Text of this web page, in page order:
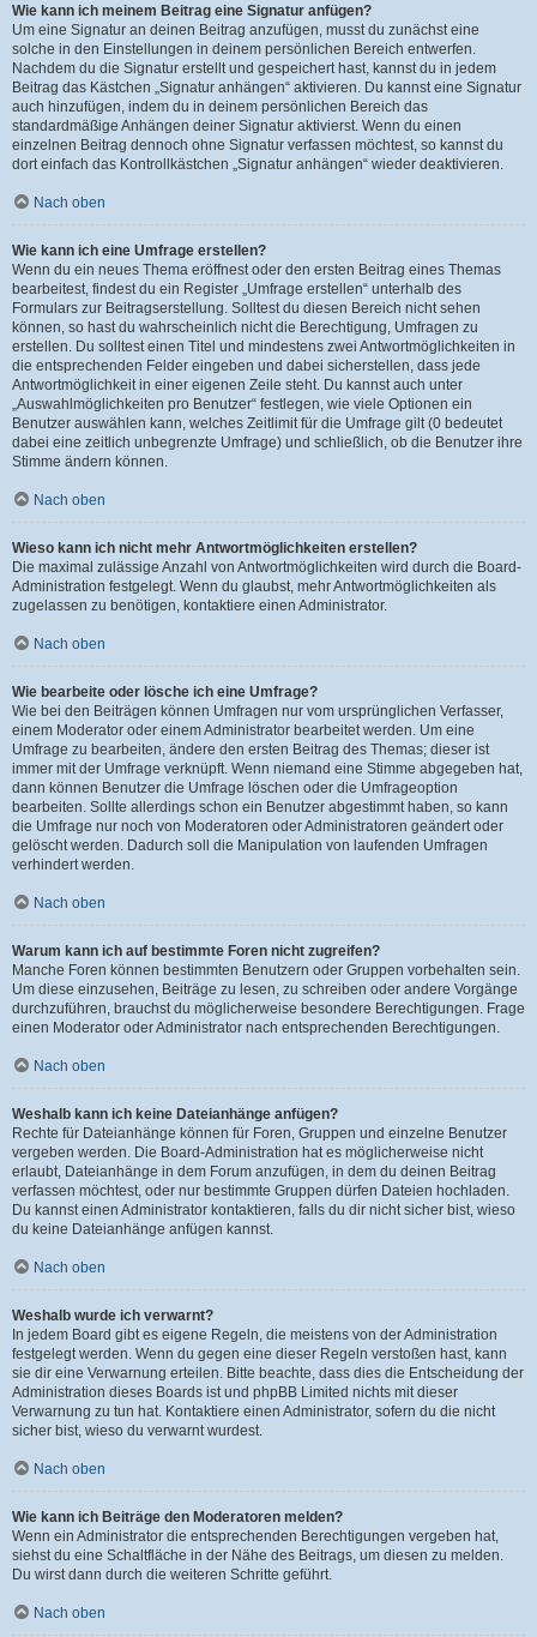
Wie kann ich meinem Beitrag eine Signatur anfügen?
Um eine Signatur an deinen Beitrag anzufügen, musst du zunächst eine
solche in den Einstellungen in deinem persönlichen Bereich entwerfen.
Nachdem du die Signatur erstellt und gespeichert hast, kannst du in jedem
Beitrag das Kästchen „Signatur anhängen“ aktivieren. Du kannst eine Signatur
auch hinzufügen, indem du in deinem persönlichen Bereich das
standardmäßige Anhängen deiner Signatur aktivierst. Wenn du einen
einzelnen Beitrag dennoch ohne Signatur verfassen möchtest, so kannst du
dort einfach das Kontrollkästchen „Signatur anhängen“ wieder deaktivieren.
Nach oben
Wie kann ich eine Umfrage erstellen?
Wenn du ein neues Thema eröffnest oder den ersten Beitrag eines Themas
bearbeitest, findest du ein Register „Umfrage erstellen“ unterhalb des
Formulars zur Beitragserstellung. Solltest du diesen Bereich nicht sehen
können, so hast du wahrscheinlich nicht die Berechtigung, Umfragen zu
erstellen. Du solltest einen Titel und mindestens zwei Antwortmöglichkeiten in
die entsprechenden Felder eingeben und dabei sicherstellen, dass jede
Antwortmöglichkeit in einer eigenen Zeile steht. Du kannst auch unter
„Auswahlmöglichkeiten pro Benutzer“ festlegen, wie viele Optionen ein
Benutzer auswählen kann, welches Zeitlimit für die Umfrage gilt (0 bedeutet
dabei eine zeitlich unbegrenzte Umfrage) und schließlich, ob die Benutzer ihre
Stimme ändern können.
Nach oben
Wieso kann ich nicht mehr Antwortmöglichkeiten erstellen?
Die maximal zulässige Anzahl von Antwortmöglichkeiten wird durch die Board-
Administration festgelegt. Wenn du glaubst, mehr Antwortmöglichkeiten als
zugelassen zu benötigen, kontaktiere einen Administrator.
Nach oben
Wie bearbeite oder lösche ich eine Umfrage?
Wie bei den Beiträgen können Umfragen nur vom ursprünglichen Verfasser,
einem Moderator oder einem Administrator bearbeitet werden. Um eine
Umfrage zu bearbeiten, ändere den ersten Beitrag des Themas; dieser ist
immer mit der Umfrage verknüpft. Wenn niemand eine Stimme abgegeben hat,
dann können Benutzer die Umfrage löschen oder die Umfrageoption
bearbeiten. Sollte allerdings schon ein Benutzer abgestimmt haben, so kann
die Umfrage nur noch von Moderatoren oder Administratoren geändert oder
gelöscht werden. Dadurch soll die Manipulation von laufenden Umfragen
verhindert werden.
Nach oben
Warum kann ich auf bestimmte Foren nicht zugreifen?
Manche Foren können bestimmten Benutzern oder Gruppen vorbehalten sein.
Um diese einzusehen, Beiträge zu lesen, zu schreiben oder andere Vorgänge
durchzuführen, brauchst du möglicherweise besondere Berechtigungen. Frage
einen Moderator oder Administrator nach entsprechenden Berechtigungen.
Nach oben
Weshalb kann ich keine Dateianhänge anfügen?
Rechte für Dateianhänge können für Foren, Gruppen und einzelne Benutzer
vergeben werden. Die Board-Administration hat es möglicherweise nicht
erlaubt, Dateianhänge in dem Forum anzufügen, in dem du deinen Beitrag
verfassen möchtest, oder nur bestimmte Gruppen dürfen Dateien hochladen.
Du kannst einen Administrator kontaktieren, falls du dir nicht sicher bist, wieso
du keine Dateianhänge anfügen kannst.
Nach oben
Weshalb wurde ich verwarnt?
In jedem Board gibt es eigene Regeln, die meistens von der Administration
festgelegt werden. Wenn du gegen eine dieser Regeln verstoßen hast, kann
sie dir eine Verwarnung erteilen. Bitte beachte, dass dies die Entscheidung der
Administration dieses Boards ist und phpBB Limited nichts mit dieser
Verwarnung zu tun hat. Kontaktiere einen Administrator, sofern du die nicht
sicher bist, wieso du verwarnt wurdest.
Nach oben
Wie kann ich Beiträge den Moderatoren melden?
Wenn ein Administrator die entsprechenden Berechtigungen vergeben hat,
siehst du eine Schaltfläche in der Nähe des Beitrags, um diesen zu melden.
Du wirst dann durch die weiteren Schritte geführt.
Nach oben